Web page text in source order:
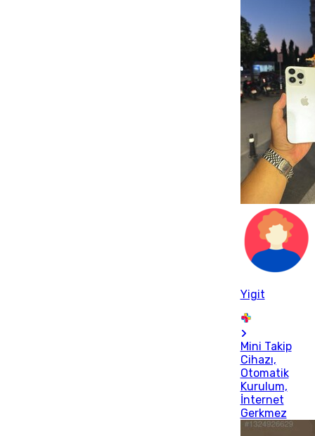
Yigit
Mini Takip
Cihazı,
Otomatik
Kurulum,
İnternet
Gerkmez